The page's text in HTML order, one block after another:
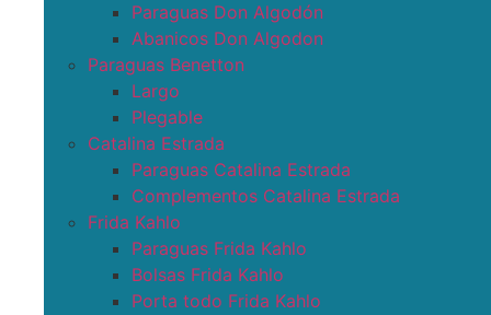
Paraguas Don Algodón
Abanicos Don Algodon
Paraguas Benetton
Largo
Plegable
Catalina Estrada
Paraguas Catalina Estrada
Complementos Catalina Estrada
Frida Kahlo
Paraguas Frida Kahlo
Bolsas Frida Kahlo
Porta todo Frida Kahlo